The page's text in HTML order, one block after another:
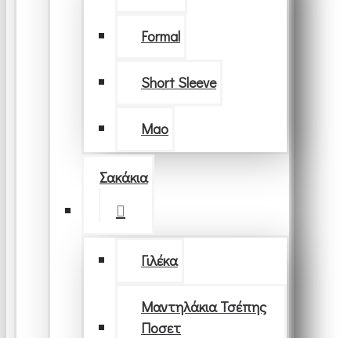
Formal
Short Sleeve
Μao
Σακάκια
Γιλέκα
Μαντηλάκια Τσέπης
Ποσετ